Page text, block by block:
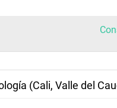
(Cali, Valle del